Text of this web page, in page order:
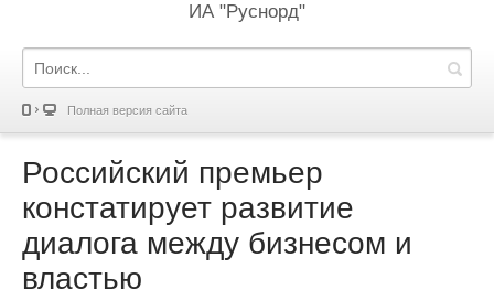
ИА "Руснорд"
Полная версия сайта
Российский премьер
констатирует развитие
диалога между бизнесом и
властью